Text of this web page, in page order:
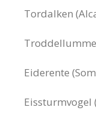
Tordalken
Eiderente
Eissturmvogel